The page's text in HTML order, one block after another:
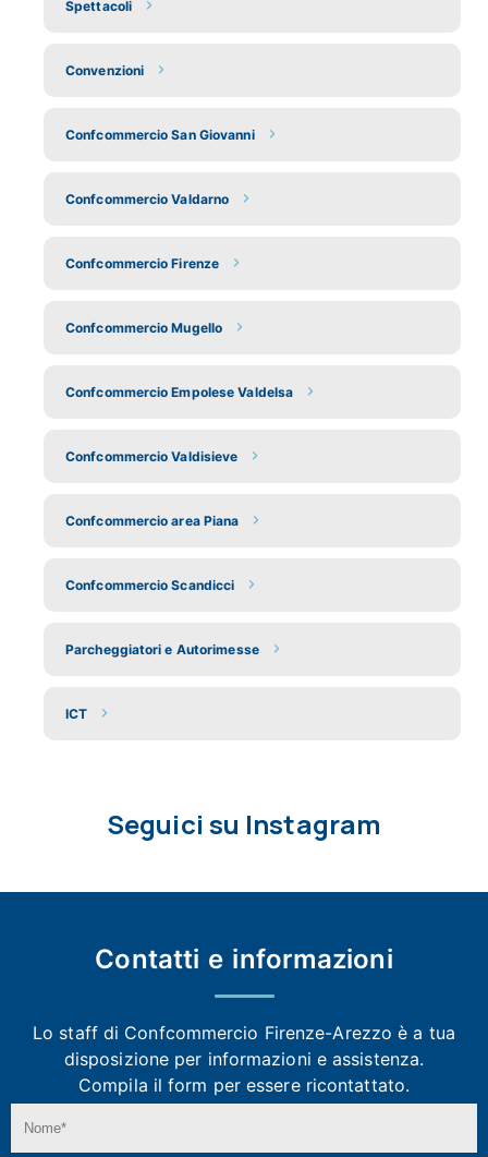
Spettacoli
Convenzioni
Confcommercio San Giovanni
Confcommercio Valdarno
Confcommercio Firenze
Confcommercio Mugello
Confcommercio Empolese Valdelsa
Confcommercio Valdisieve
Confcommercio area Piana
Confcommercio Scandicci
Parcheggiatori e Autorimesse
ICT
Seguici su Instagram
Contatti e informazioni
Lo staff di Confcommercio Firenze-Arezzoè a tua
disposizione per informazioni e assistenza.
Compila il form per essere ricontattato.